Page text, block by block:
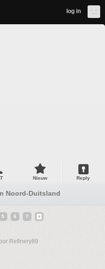
log in
Nieuw Reply
Noord-Duitsland
5 6 7
Refinery89